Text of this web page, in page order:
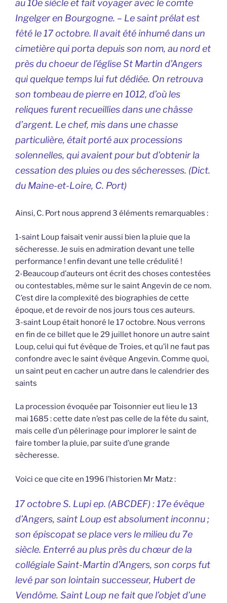
au 10e siècle et fait voyager avec le comte
Ingelger en Bourgogne. – Le saint prélat est
fêté le 17 octobre. Il avait été inhumé dans un
cimetière qui porta depuis son nom, au nord et
près du choeur de l’église St Martin d’Angers
qui quelque temps lui fut dédiée. On retrouva
son tombeau de pierre en 1012, d’où les
reliques furent recueillies dans une châsse
d’argent. Le chef, mis dans une chasse
particulière, était porté aux processions
solennelles, qui avaient pour but d’obtenir la
cessation des pluies ou des sécheresses. (Dict.
du Maine-et-Loire, C. Port)
Ainsi, C. Port nous apprend 3 éléments remarquables :
1-saint Loup faisait venir aussi bien la pluie que la
sécheresse. Je suis en admiration devant une telle
performance ! enfin devant une telle crédulité !
2-Beaucoup d’auteurs ont écrit des choses contestées
ou contestables, même sur le saint Angevin de ce nom.
C’est dire la complexité des biographies de cette
époque, et de revoir de nos jours tous ces auteurs.
3-saint Loup était honoré le 17 octobre. Nous verrons
en fin de ce billet que le 29 juillet honore un autre saint
Loup, celui qui fut évêque de Troies, et qu’il ne faut pas
confondre avec le saint évêque Angevin. Comme quoi,
un saint peut en cacher un autre dans le calendrier des
saints
La procession évoquée par Toisonnier eut lieu le 13
mai 1685 : cette date n’est pas celle de la fête du saint,
mais celle d’un pélerinage pour implorer le saint de
faire tomber la pluie, par suite d’une grande
sècheresse.
Voici ce que cite en 1996 l’historien Mr Matz :
17 octobre S. Lupi ep. (ABCDEF) : 17e évêque
d’Angers, saint Loup est absolument inconnu ;
son épiscopat se place vers le milieu du 7e
siècle. Enterré au plus près du chœur de la
collégiale Saint-Martin d’Angers, son corps fut
levé par son lointain successeur, Hubert de
Vendôme. Saint Loup ne fait que l’objet d’une